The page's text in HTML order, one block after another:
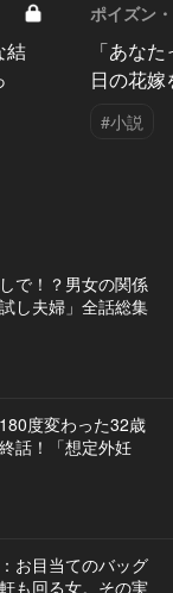
結
ポイズン
「あな
日の花
#小説
で！？男女の関係
し夫婦」全話総集
度変わった32歳
話！「想定外妊
お目当てのバッグ
も回る女。その実